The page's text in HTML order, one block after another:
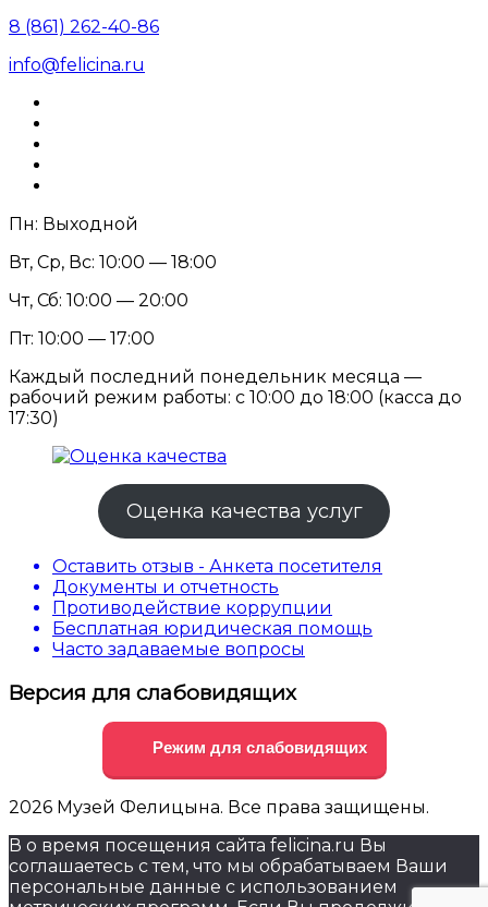
8 (861) 262-40-86
info@felicina.ru
Пн: Выходной
Вт, Ср, Вс: 10:00 — 18:00
Чт, Сб: 10:00 — 20:00
Пт: 10:00 — 17:00
Каждый последний понедельник месяца —
рабочий режим работы: с 10:00 до 18:00 (касса до
17:30)
Оценка качества услуг
Оставить отзыв - Анкета посетителя
Документы и отчетность
Противодействие коррупции
Бесплатная юридическая помощь
Часто задаваемые вопросы
Версия для слабовидящих
Режим для слабовидящих
2026 Музей Фелицына. Все права защищены.
В о время посещения сайта felicina.ru Вы
соглашаетесь с тем, что мы обрабатываем Ваши
персональные данные с использованием